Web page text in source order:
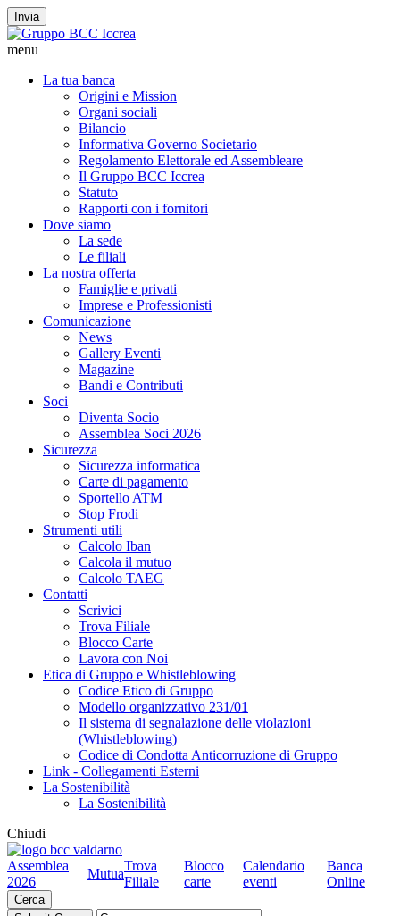
Invia
menu
La tua banca
Origini e Mission
Organi sociali
Bilancio
Informativa Governo Societario
Regolamento Elettorale ed Assembleare
Il Gruppo BCC Iccrea
Statuto
Rapporti con i fornitori
Dove siamo
La sede
Le filiali
La nostra offerta
Famiglie e privati
Imprese e Professionisti
Comunicazione
News
Gallery Eventi
Magazine
Bandi e Contributi
Soci
Diventa Socio
Assemblea Soci 2026
Sicurezza
Sicurezza informatica
Carte di pagamento
Sportello ATM
Stop Frodi
Strumenti utili
Calcolo Iban
Calcola il mutuo
Calcolo TAEG
Contatti
Scrivici
Trova Filiale
Blocco Carte
Lavora con Noi
Etica di Gruppo e Whistleblowing
Codice Etico di Gruppo
Modello organizzativo 231/01
Il sistema di segnalazione delle violazioni
(Whistleblowing)
Codice di Condotta Anticorruzione di Gruppo
Link - Collegamenti Esterni
La Sostenibilità
La Sostenibilità
Chiudi
Assemblea
2026
Mutua
Trova
Filiale
Blocco
carte
Calendario
eventi
Banca
Online
Cerca